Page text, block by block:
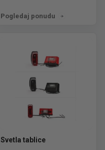
Pogledaj ponudu
Svetla tablice